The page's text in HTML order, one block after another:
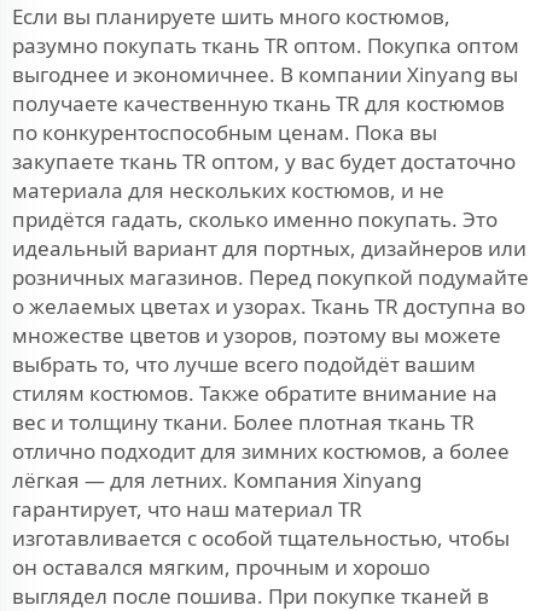
Если вы планируете шить много костюмов,
разумно покупать ткань TR оптом. Покупка оптом
выгоднее и экономичнее. В компании Xinyang вы
получаете качественную ткань TR для костюмов
по конкурентоспособным ценам. Пока вы
закупаете ткань TR оптом, у вас будет достаточно
материала для нескольких костюмов, и не
придётся гадать, сколько именно покупать. Это
идеальный вариант для портных, дизайнеров или
розничных магазинов. Перед покупкой подумайте
о желаемых цветах и узорах. Ткань TR доступна во
множестве цветов и узоров, поэтому вы можете
выбрать то, что лучше всего подойдёт вашим
стилям костюмов. Также обратите внимание на
вес и толщину ткани. Более плотная ткань TR
отлично подходит для зимних костюмов, а более
лёгкая — для летних. Компания Xinyang
гарантирует, что наш материал TR
изготавливается с особой тщательностью, чтобы
он оставался мягким, прочным и хорошо
выглядел после пошива. При покупке тканей в